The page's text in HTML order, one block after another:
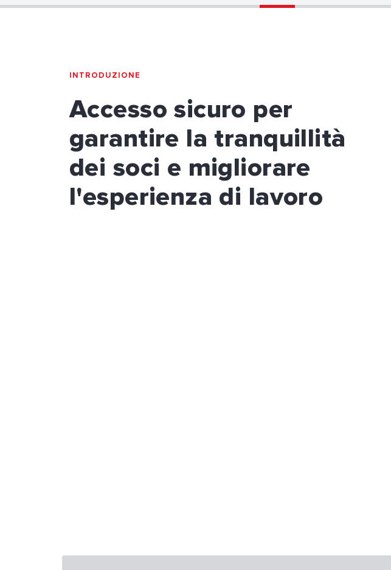
INTRODUZIONE
Accesso sicuro per
garantire la tranquillità
dei soci e migliorare
l'esperienza di lavoro